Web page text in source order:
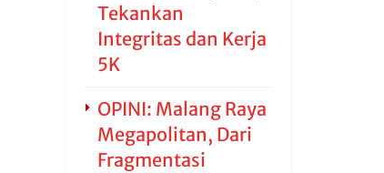
Tekankan
Integritas dan Kerja
5K
OPINI: Malang Raya
Megapolitan, Dari
Fragmentasi